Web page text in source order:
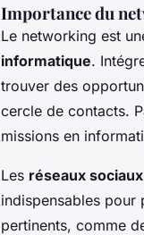
Importance du
Le networking est
informatique.
trouver des
cercle de contacts.
missions en
Les réseaux
indispensables pour
pertinents, comme